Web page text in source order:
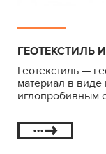
ГЕОТЕКСТИЛЬ
Геотекстиль —
материал в виде
иглопробивным